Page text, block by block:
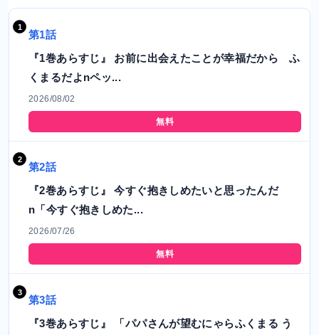
第1話
『1巻あらすじ』 お前に出会えたことが幸福だから ふ
くまるだよnペッ...
2026/08/02
無料
第2話
『2巻あらすじ』 今すぐ抱きしめたいと思ったんだ
n「今すぐ抱きしめた...
2026/07/26
無料
第3話
『3巻あらすじ』 「パパさんが望むにゃらふくまる う